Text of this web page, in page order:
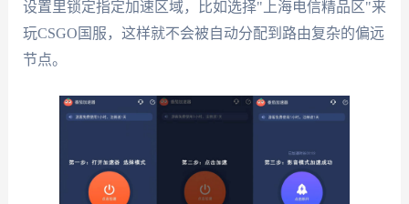
设置里锁定指定加速区域，比如选择"上海电信精品区"来
玩CSGO国服，这样就不会被自动分配到路由复杂的偏远
节点。